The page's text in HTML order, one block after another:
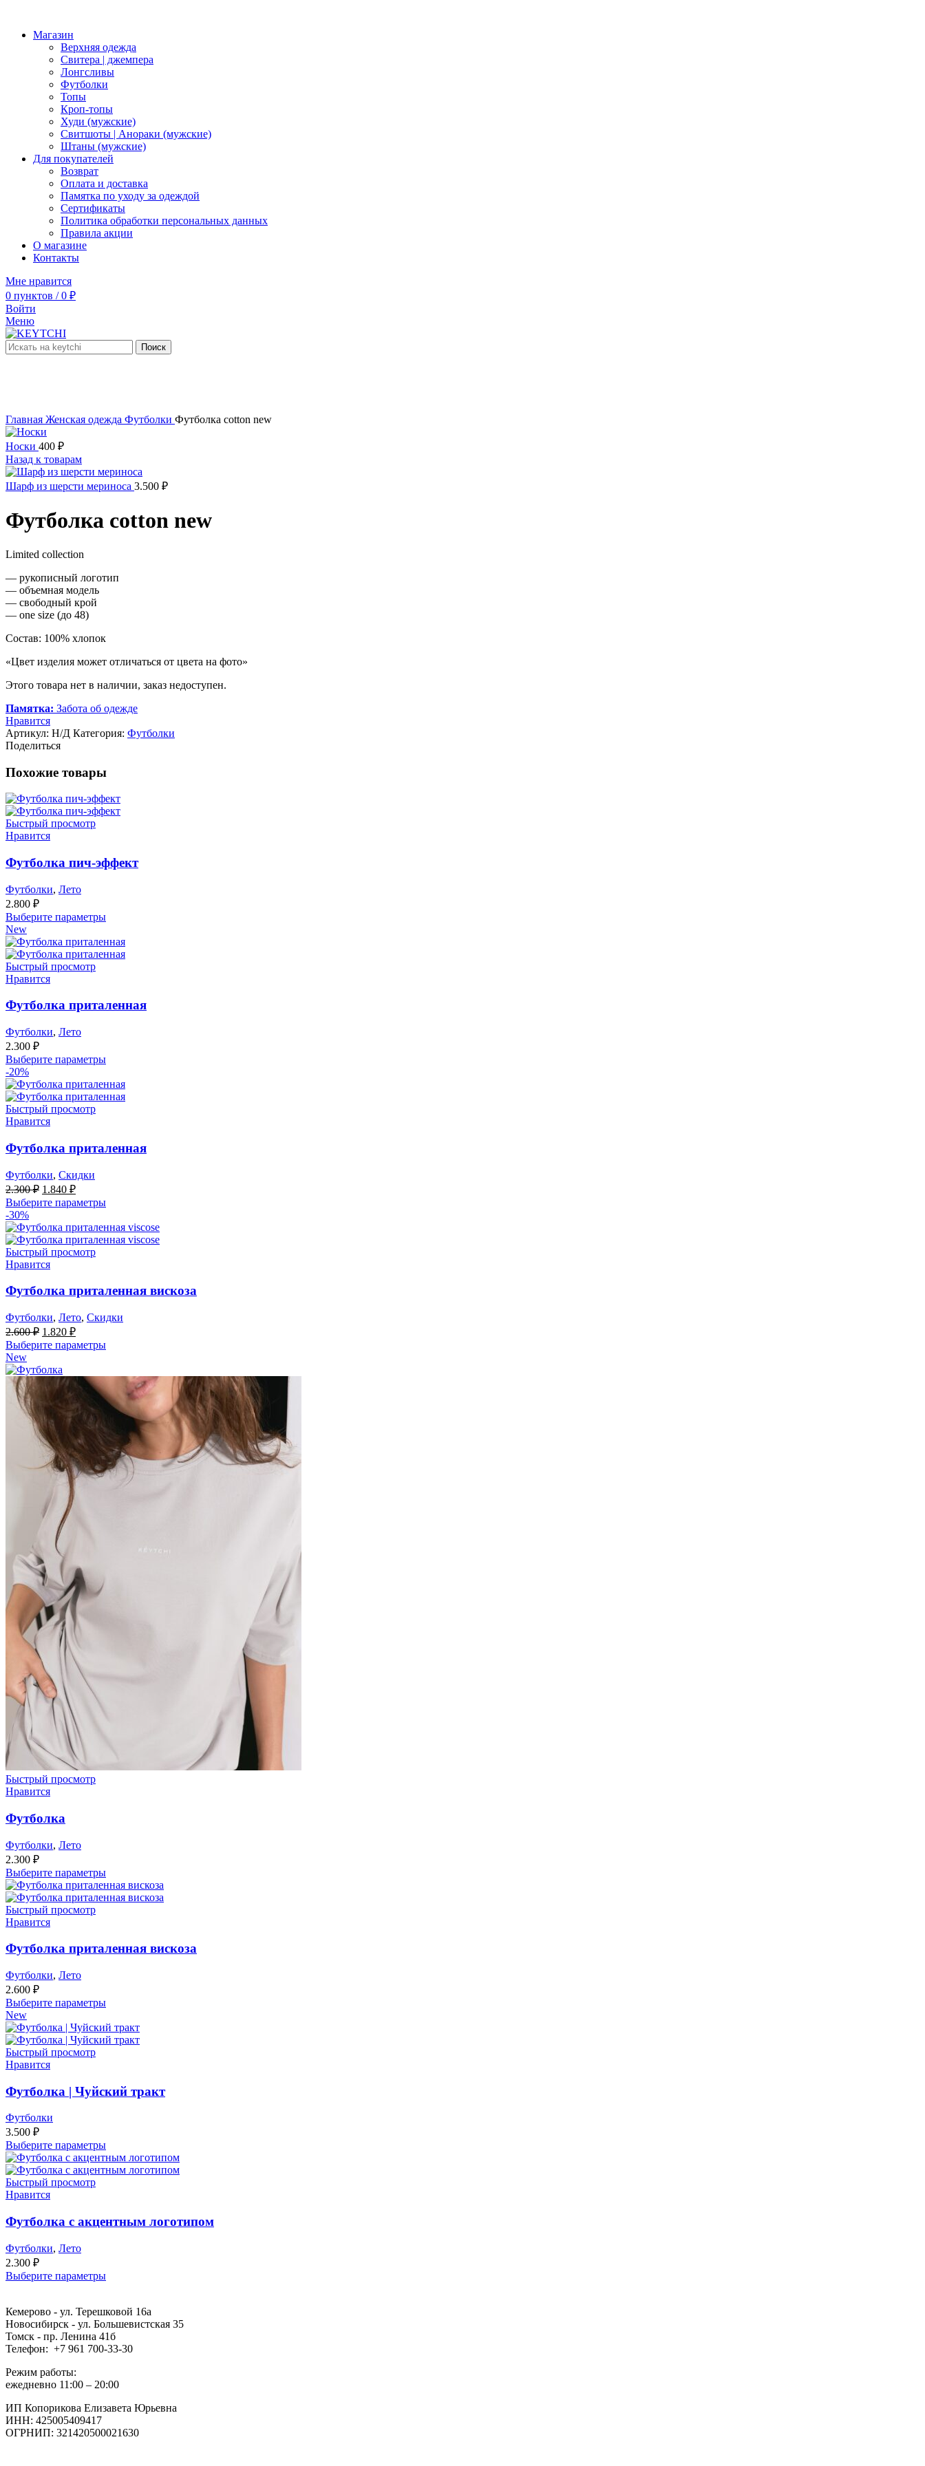
Магазин
Верхняя одежда
Свитера | джемпера
Лонгсливы
Футболки
Топы
Кроп-топы
Худи (мужские)
Свитшоты | Анораки (мужские)
Штаны (мужские)
Для покупателей
Возврат
Оплата и доставка
Памятка по уходу за одеждой
Сертификаты
Политика обработки персональных данных
Правила акции
О магазине
Контакты
Мне нравится
0 пунктов / 0 ₽
Войти
Меню
Поиск
Главная Женская одежда Футболки Футболка cotton new
Носки 400 ₽
Назад к товарам
Шарф из шерсти мериноса 3.500 ₽
Футболка cotton new
Limited collection
— рукописный логотип
— объемная модель
— свободный крой
— one size (до 48)
Состав: 100% хлопок
«Цвет изделия может отличаться от цвета на фото»
Этого товара нет в наличии, заказ недоступен.
Памятка: Забота об одежде
Нравится
Артикул: Н/Д Категория: Футболки
Поделиться
Похожие товары
Быстрый просмотр
Нравится
Футболка пич-эффект
Футболки, Лето
2.800 ₽
Выберите параметры
New
Быстрый просмотр
Нравится
Футболка приталенная
Футболки, Лето
2.300 ₽
Выберите параметры
-20%
Быстрый просмотр
Нравится
Футболка приталенная
Футболки, Скидки
2.300₽ Первоначальная
цена
составляла
2.300 ₽.
1.840 ₽Текущая
цена:
Выберите параметры
-30%
Быстрый просмотр
Нравится
Футболка приталенная вискоза
Футболки, Лето, Скидки
2.600₽ Первоначальная
цена
составляла
2.600 ₽.
1.820 ₽Текущая
цена:
Выберите параметры
New
Быстрый просмотр
Нравится
Футболка
Футболки, Лето
2.300 ₽
Выберите параметры
Быстрый просмотр
Нравится
Футболка приталенная вискоза
Футболки, Лето
2.600 ₽
Выберите параметры
New
Быстрый просмотр
Нравится
Футболка | Чуйский тракт
Футболки
3.500 ₽
Выберите параметры
Быстрый просмотр
Нравится
Футболка с акцентным логотипом
Футболки, Лето
2.300 ₽
Выберите параметры
Кемерово - ул. Терешковой 16а
Новосибирск - ул. Большевистская 35
Томск - пр. Ленина 41б
Телефон: +7 961 700-33-30
Режим работы:
ежедневно 11:00 – 20:00
ИП Копорикова Елизавета Юрьевна
ИНН: 425005409417
ОГРНИП: 321420500021630